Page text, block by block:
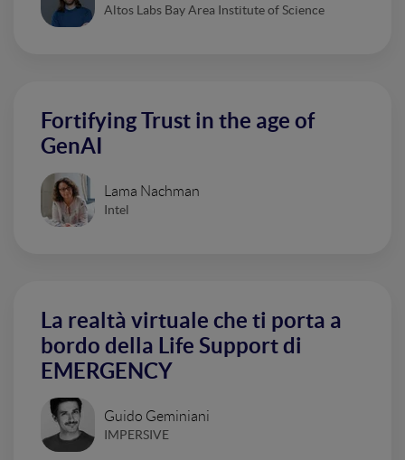
Altos Labs Bay Area Institute of Science
Fortifying Trust in the age of
GenAI
Lama Nachman
Intel
La realtà virtuale che ti porta a
bordo della Life Support di
EMERGENCY
Guido Geminiani
IMPERSIVE